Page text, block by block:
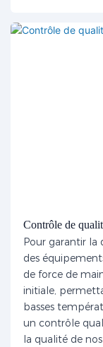
Contrôle de
Pour garantir la
des
de force de
initiale,
basses
un contrôle
la qualité de